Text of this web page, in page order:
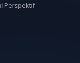
Perspektif